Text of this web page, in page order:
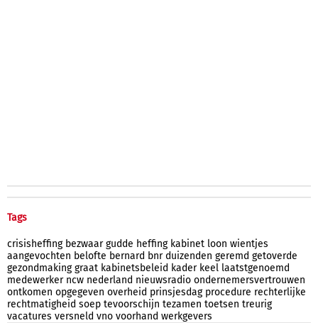
Tags
crisisheffing bezwaar gudde heffing kabinet loon wientjes
aangevochten belofte bernard bnr duizenden geremd getoverde
gezondmaking graat kabinetsbeleid kader keel laatstgenoemd
medewerker ncw nederland nieuwsradio ondernemersvertrouwen
ontkomen opgegeven overheid prinsjesdag procedure rechterlijke
rechtmatigheid soep tevoorschijn tezamen toetsen treurig
vacatures versneld vno voorhand werkgevers